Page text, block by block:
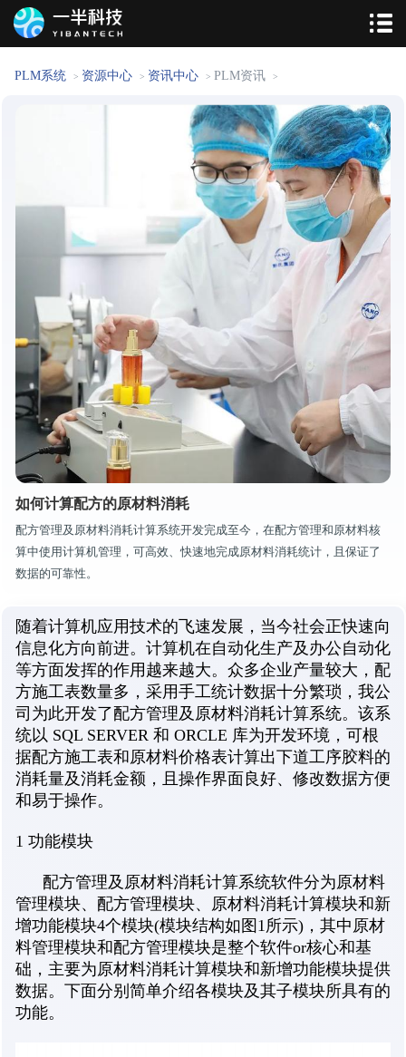
PLM系统 > 资源中心 > 资讯中心 > PLM资讯 >
如何计算配方的原材料消耗
配方管理及原材料消耗计算系统开发完成至今，在配方管理和原材料核
算中使用计算机管理，可高效、快速地完成原材料消耗统计，且保证了
数据的可靠性。
随着计算机应用技术的飞速发展，当今社会正快速向
信息化方向前进。计算机在自动化生产及办公自动化
等方面发挥的作用越来越大。众多企业产量较大，配
方施工表数量多，采用手工统计数据十分繁琐，我公
司为此开发了配方管理及原材料消耗计算系统。该系
统以 SQL SERVER 和 ORCLE 库为开发环境，可根
据配方施工表和原材料价格表计算出下道工序胶料的
消耗量及消耗金额，且操作界面良好、修改数据方便
和易于操作。
1 功能模块
配方管理及原材料消耗计算系统软件分为原材料
管理模块、配方管理模块、原材料消耗计算模块和新
增功能模块4个模块(模块结构如图1所示)，其中原材
料管理模块和配方管理模块是整个软件or核心和基
础，主要为原材料消耗计算模块和新增功能模块提供
数据。下面分别简单介绍各模块及其子模块所具有的
功能。